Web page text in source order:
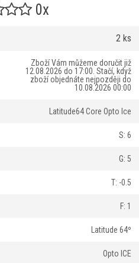
0x
2 ks
Zboží Vám můžeme doručit již
12.08.2026 do 17:00. Stačí, když
zboží objednáte nejpozději do
10.08.2026 00:00
Latitude64 Core Opto Ice
S: 6
G: 5
T: -0.5
F: 1
Latitude 64º
Opto ICE